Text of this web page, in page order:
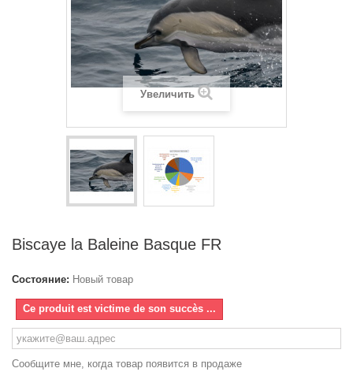
Увеличить
Biscaye la Baleine Basque FR
Состояние: Новый товар
Ce produit est victime de son succès ...
Сообщите мне, когда товар появится в продаже